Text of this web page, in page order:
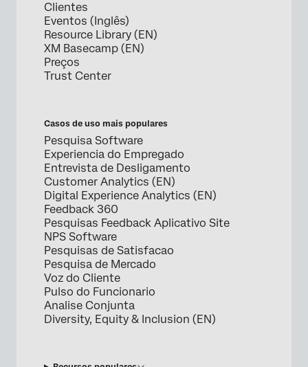
Clientes
Eventos (Inglês)
Resource Library (EN)
XM Basecamp (EN)
Preços
Trust Center
Casos de uso mais populares
Pesquisa Software
Experiencia do Empregado
Entrevista de Desligamento
Customer Analytics (EN)
Digital Experience Analytics (EN)
Feedback 360
Pesquisas Feedback Aplicativo Site
NPS Software
Pesquisas de Satisfacao
Pesquisa de Mercado
Voz do Cliente
Pulso do Funcionario
Analise Conjunta
Diversity, Equity & Inclusion (EN)